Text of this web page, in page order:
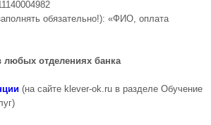
обязательно!): «ФИО, оплата
любых отделениях банка
(на сайте klever-ok.ru в разделе Обучение